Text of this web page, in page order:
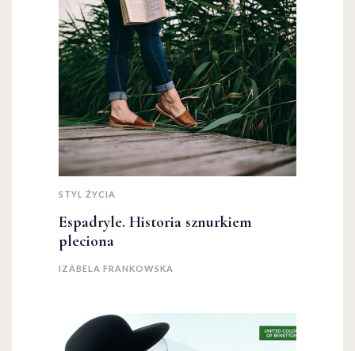
STYL ŻYCIA
Espadryle. Historia sznurkiem
pleciona
IZABELA FRANKOWSKA